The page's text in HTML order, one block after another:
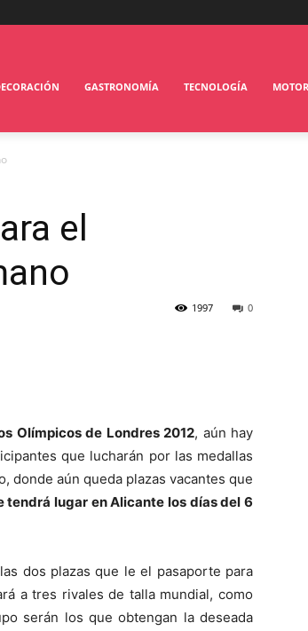
GASTRONOMÍA TECNOLOGÍA MOTOR
el
0
1997
Olímpicos de Londres 2012, aún hay
que lucharán por las medallas
donde aún queda plazas vacantes que
tendrá lugar en Alicante los días del 6
dos plazas que le el pasaporte para
a tres rivales de talla mundial, como
serán los que obtengan la deseada